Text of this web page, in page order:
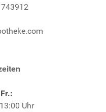
Uhr